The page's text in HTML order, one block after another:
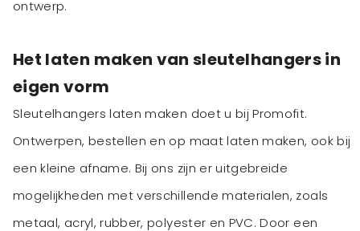
ontwerp.
Het laten maken van sleutelhangers in
eigen vorm
Sleutelhangers laten maken doet u bij Promofit.
Ontwerpen, bestellen en op maat laten maken, ook bij
een kleine afname. Bij ons zijn er uitgebreide
mogelijkheden met verschillende materialen, zoals
metaal, acryl, rubber, polyester en PVC. Door een